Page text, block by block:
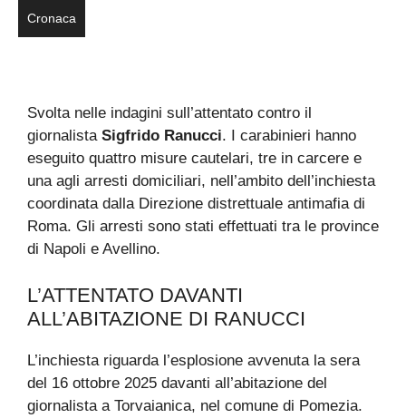
Cronaca
Svolta nelle indagini sull’attentato contro il
giornalista Sigfrido Ranucci. I carabinieri hanno
eseguito quattro misure cautelari, tre in carcere e
una agli arresti domiciliari, nell’ambito dell’inchiesta
coordinata dalla Direzione distrettuale antimafia di
Roma. Gli arresti sono stati effettuati tra le province
di Napoli e Avellino.
L’ATTENTATO DAVANTI
ALL’ABITAZIONE DI RANUCCI
L’inchiesta riguarda l’esplosione avvenuta la sera
del 16 ottobre 2025 davanti all’abitazione del
giornalista a Torvaianica, nel comune di Pomezia.